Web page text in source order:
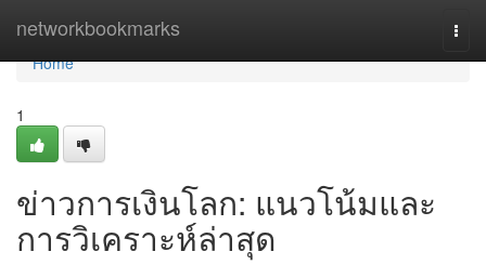
networkbookmarks
Home
Home
1
ข่าวการเงินโลก: แนวโน้มและ
การวิเคราะห์ล่าสุด